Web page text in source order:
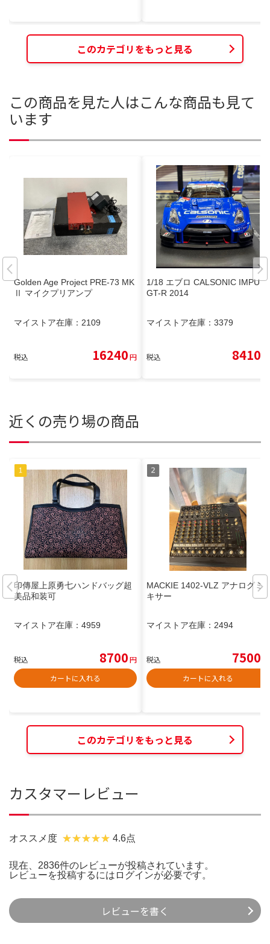
このカテゴリをもっと見る
この商品を見た人はこんな商品も見て
います
Golden Age Project PRE-73 MK
Ⅱ マイクプリアンプ
マイストア在庫： 2109
税込 16240円
1/18 エブロ CALSONIC IMPUL
GT-R 2014
マイストア在庫： 3379
税込 8410
近くの売り場の商品
印傳屋上原勇七ハンドバッグ超
美品和装可
マイストア在庫： 4959
税込 8700円
カートに入れる
MACKIE 1402-VLZ アナログミ
キサー
マイストア在庫： 2494
税込 7500
カートに入れる
このカテゴリをもっと見る
カスタマーレビュー
オススメ度 4.6点
現在、2836件のレビューが投稿されています。
レビューを投稿するには ログインが必要です。
レビューを書く